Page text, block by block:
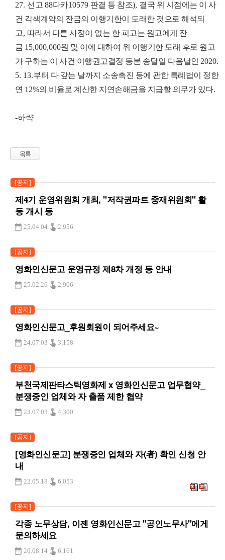
27. 선고 88다카10579 판결 등 참조), 결국 위 시점에는 이 사
건 각색계약의 잔금의 이행기한이 도래한 것으로 해석되
고, 따라서 다른 사정이 없는 한 피고는 원고에게 잔
금 15,000,000원 및 이에 대하여 위 이행기한 도래 후로 원고
가 구하는 이 사건 이행권고결정 등본 송달일 다음날인 2020.
5. 13.부터 다 갚는 날까지 소송촉진 등에 관한 특례법이 정한
연 12%의 비율로 계산한 지연손해금을 지급할 의무가 있다.
-하략
목록
[공지]
제4기 운영위원회 개최, "저작권파트 중재위원회" 활
동 개시 등
25.04.04 2,956
[공지]
영화인신문고 운영규정 제8차 개정 등 안내
25.02.26 2,906
[공지]
영화인신문고_후원회원이 되어주세요~
24.07.03 3,158
[공지]
부천국제판타스틱영화제 x 영화인신문고 업무협약_
분쟁중인 업체와 자 출품 제한 협약
23.07.03 4,300
[공지]
[영화인신문고] 분쟁중인 업체와 자(者) 확인 신청 안
내
22.05.18 6,053
[공지]
각종 노무상담, 이젠 영화인신문고 "공인노무사"에게
문의하세요
20.08.14 6,161